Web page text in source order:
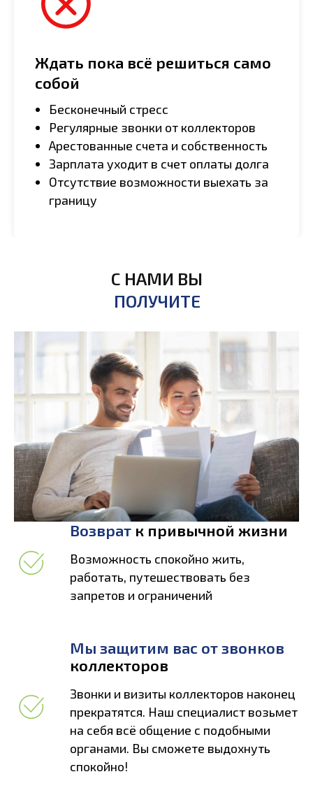
Ждать пока всё решиться само
собой
Бесконечный стресс
Регулярные звонки от коллекторов
Арестованные счета и собственность
Зарплата уходит в счет оплаты долга
Отсутствие возможности выехать за
границу
С НАМИ ВЫ
ПОЛУЧИТЕ
Возврат к привычной жизни
Возможность спокойно жить,
работать, путешествовать без
запретов и ограничений
Мы защитим вас от звонков
коллекторов
Звонки и визиты коллекторов наконец
прекратятся. Наш специалист возьмет
на себя всё общение с подобными
органами. Вы сможете выдохнуть
спокойно!